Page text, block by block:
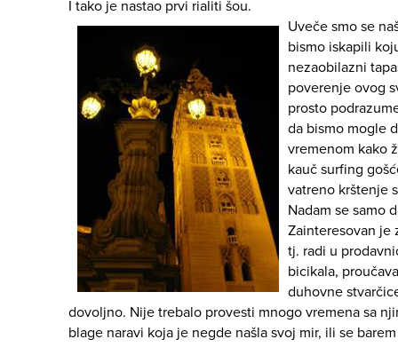
I tako je nastao prvi rialiti šou.
Uveče smo se
bismo iskapili
nezaobilazni
poverenje ovog
prosto
da bismo mogle
vremenom kako
kauč surfing
vatreno krštenje
Nadam se samo
Zainteresovan je
tj. radi u
bicikala,
duhovne
dovoljno. Nije trebalo provesti mnogo vremena sa
blage naravi koja je negde našla svoj mir, ili se